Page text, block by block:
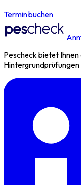
Termin buchen
Pescheck bietet Ihnen
Hintergrundprüfungen